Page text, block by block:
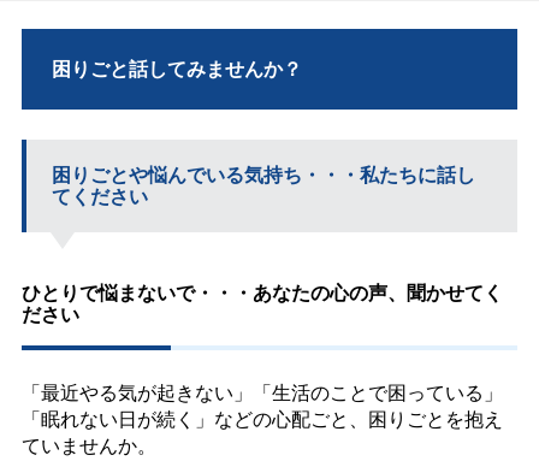
困りごと話してみませんか？
困りごとや悩んでいる気持ち・・・私たちに話し
てください
ひとりで悩まないで・・・あなたの心の声、聞かせてく
ださい
「最近やる気が起きない」「生活のことで困っている」
「眠れない日が続く」などの心配ごと、困りごとを抱え
ていませんか。